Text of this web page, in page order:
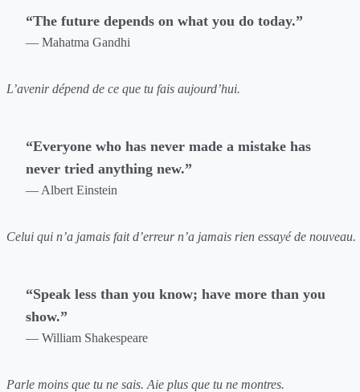
“The future depends on what you do today.”
— Mahatma Gandhi
L’avenir dépend de ce que tu fais aujourd’hui.
“Everyone who has never made a mistake has
never tried anything new.”
— Albert Einstein
Celui qui n’a jamais fait d’erreur n’a jamais rien essayé de nouveau.
“Speak less than you know; have more than you
show.”
— William Shakespeare
Parle moins que tu ne sais. Aie plus que tu ne montres.